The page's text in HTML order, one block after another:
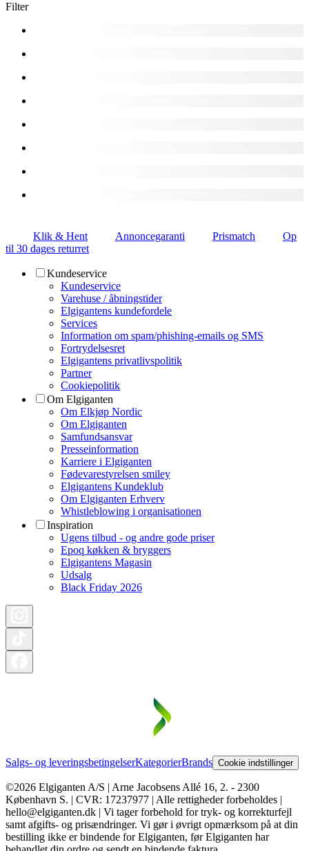
Filter
Klik & Hent Annoncegaranti Prismatch
Op
til 30 dages returret
Kundeservice
Kundeservice
Varehuse / åbningstider
Elgigantens kundefordele
Services
Information om spam/phishing-emails og SMS
Fortrydelsesret
Elgigantens privatlivspolitik
Partner
Cookiepolitik
Om Elgiganten
Om Elkjøp Nordic
Om Elgiganten
Samfundsansvar
Presseinformation
Karriere i Elgiganten
Fødevarestyrelsen smiley
Elgigantens Kundeklub
Om Elgiganten Erhverv
Whistleblowing i organisationen
Inspiration
Ugens tilbud - og andre gode priser
Epoq køkken & bryggers
Elgigantens Magasin
Udsalg
Black Friday 2026
Salgs- og leveringsbetingelserKategorierBrands Cookie indstillinger
©2026 Elgiganten A/S | Arne Jacobsens Allé 16, 2. - 2300
København S. | CVR: 17237977 | Alle rettigheder forbeholdes |
hello@elgiganten.dk | Vi tager forbehold for tryk- og korrekturfejl
samt afgifts- og prisændringer. Vi gør i øvrigt opmærksom på at din
bestilling ikke er bindende for Elgiganten, før Elgiganten har